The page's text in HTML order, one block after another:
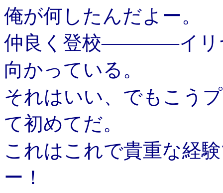
俺が何したんだよー。
仲良く登校――――イリ
向かっている。
それはいい、でもこう
て初めてだ。
これはこれで貴重な経
ー！